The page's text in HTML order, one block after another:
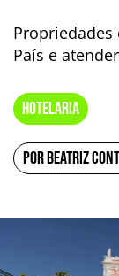
Propriedades
País e
HOTELARIA
POR BEATRIZ